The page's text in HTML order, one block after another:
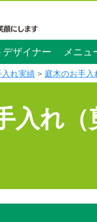
デザイナー メニュ
入れ実績 庭木のお手入
入れ